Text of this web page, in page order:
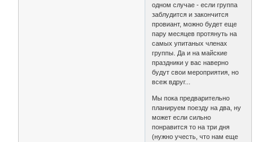
одном случае - если группа
заблудится и закончится
провиант, можно будет еще
пару месяцев протянуть на
самых упитаных членах
группы. Да и на майские
праздники у вас наверно
будут свои мероприятия, но
всеж вдруг...
Мы пока предварительно
планируем поезду на два, ну
может если сильно
понравится то на три дня
(нужно учесть, что нам еще